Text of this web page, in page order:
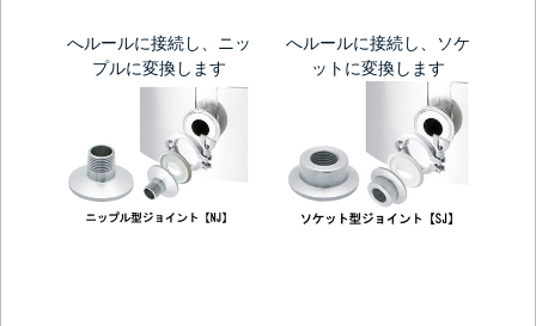
へルールに接続し、ニッ
プルに変換します
へルールに接続し、ソケ
ットに変換します